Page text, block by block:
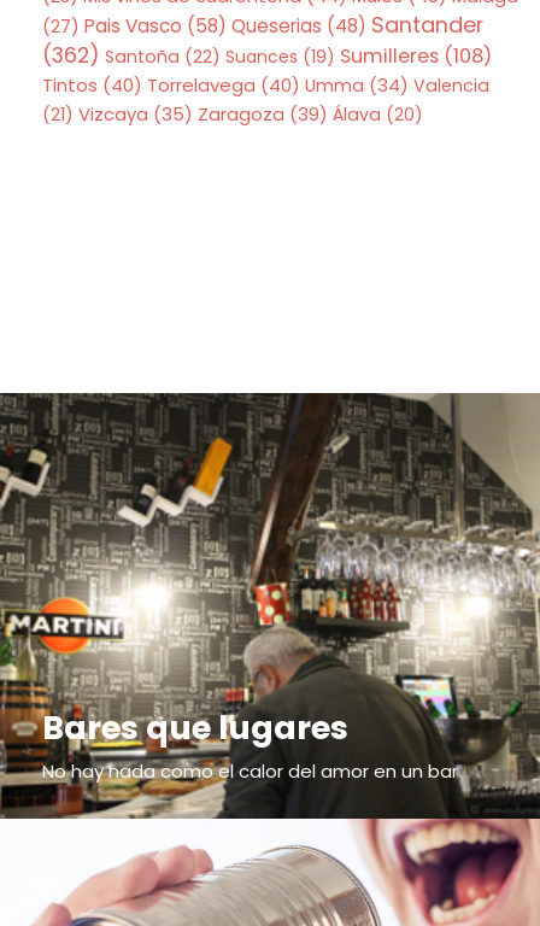
(27) Pais Vasco (58) Queserias (48) Santander
(362) Santoña (22) Suances (19) Sumilleres(108)
Tintos (40) Torrelavega (40) Umma (34) Valencia
(21) Vizcaya (35) Zaragoza (39) Álava (20)
Bares que lugares
No hay nada como el calor del amor en un bar